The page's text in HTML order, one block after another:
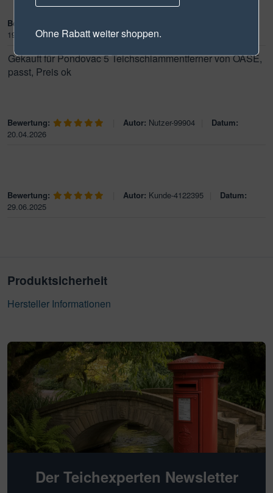
Bewertung:
19.05.2016
Gekauft für Pondovac 5 Teichschlammentferner von OASE,
passt, Preis ok
Bewertung: Autor: Nutzer-99904
Datum:
20.04.2026
Bewertung: Autor: Kunde-4122395
Datum:
29.06.2025
Produktsicherheit
Hersteller Informationen
Der Teichexperten Newsletter
Ohne Rabatt weiter shoppen.